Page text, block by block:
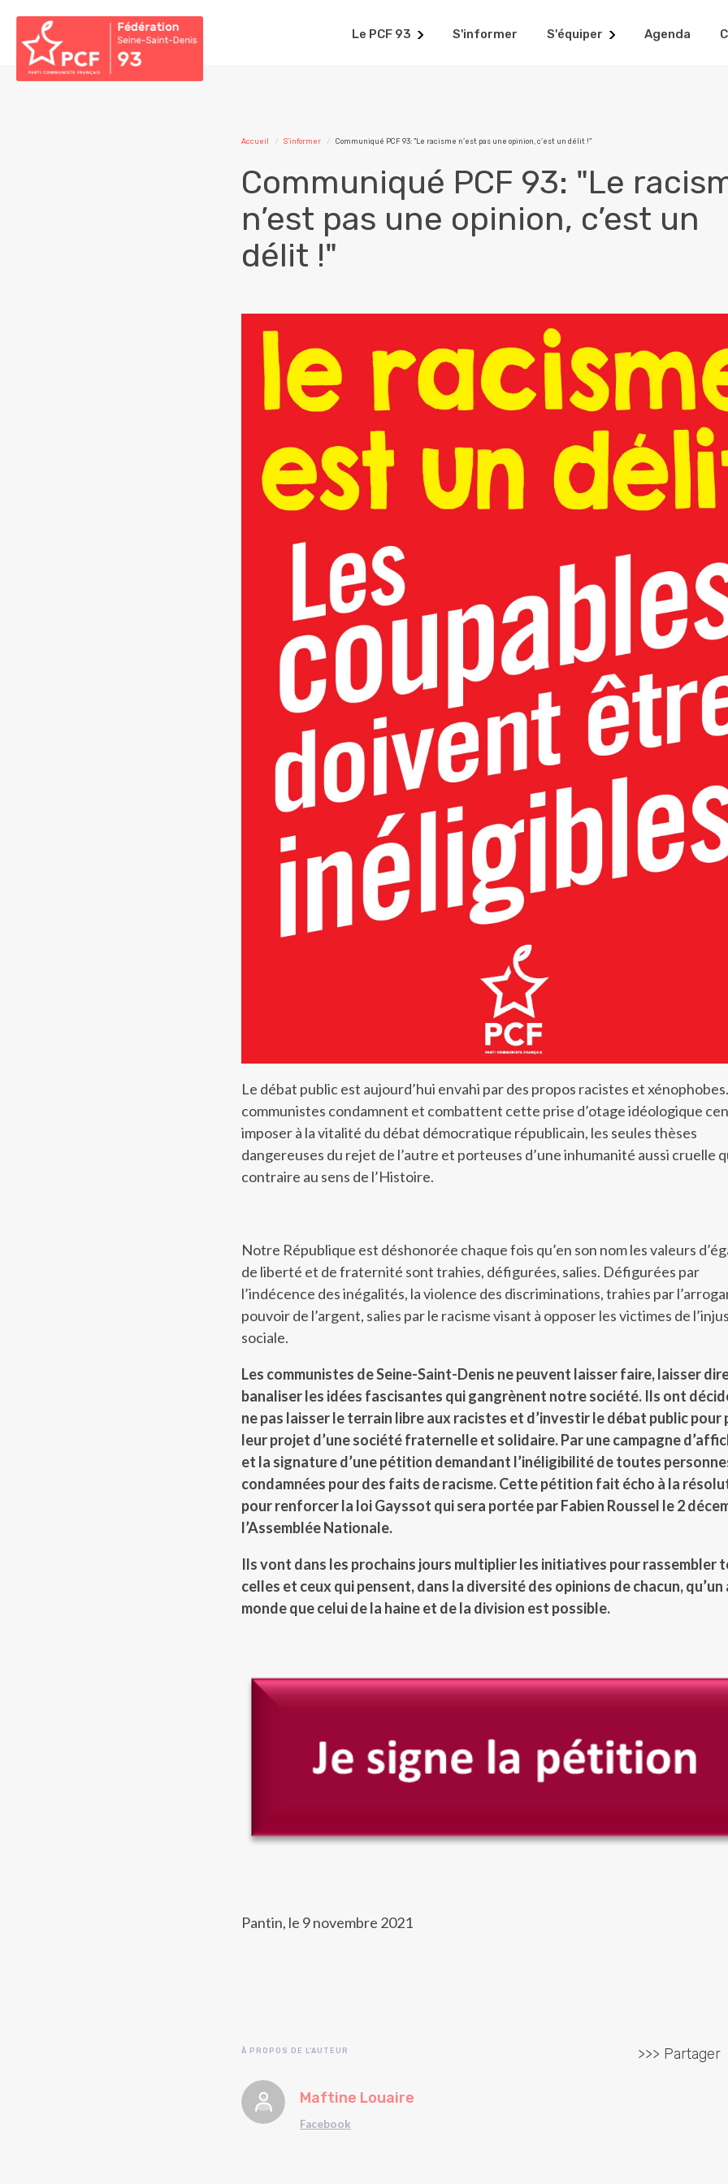
Le PCF 93 S'informer S'équiper Agenda
Accueil S'informer Communiqué PCF 93: "Le racisme n’est pas une opinion, c’est un délit !"
Communiqué PCF 93: "Le
n’est pas une opinion, c’est un
délit !"
Le débat public est aujourd’hui envahi par des propos racistes et
communistes condamnent et combattent cette prise d’otage idéologique
imposer à la vitalité du débat démocratique républicain, les seules thèses
dangereuses du rejet de l’autre et porteuses d’une inhumanité aussi cruelle
contraire au sens de l’Histoire.
Notre République est déshonorée chaque fois qu’en son nom les valeurs
de liberté et de fraternité sont trahies, défigurées, salies. Défigurées par
l’indécence des inégalités, la violence des discriminations, trahies par
pouvoir de l’argent, salies par le racisme visant à opposer les victimes de
sociale.
Les communistes de Seine-Saint-Denis ne peuvent laisser faire, laisser
banaliser les idées fascisantes qui gangrènent notre société. Ils ont
ne pas laisser le terrain libre aux racistes et d’investir le débat public
leur projet d’une société fraternelle et solidaire. Par une campagne
et la signature d’une pétition demandant l’inéligibilité de toutes
condamnées pour des faits de racisme. Cette pétition fait écho à la
pour renforcer la loi Gayssot qui sera portée par Fabien Roussel le 2
l’Assemblée Nationale.
Ils vont dans les prochains jours multiplier les initiatives pour rassembler
celles et ceux qui pensent, dans la diversité des opinions de chacun,
monde que celui de la haine et de la division est possible.
Pantin, le 9 novembre 2021
À PROPOS DE L'AUTEUR
Maftine Louaire
Facebook
>>> Partager